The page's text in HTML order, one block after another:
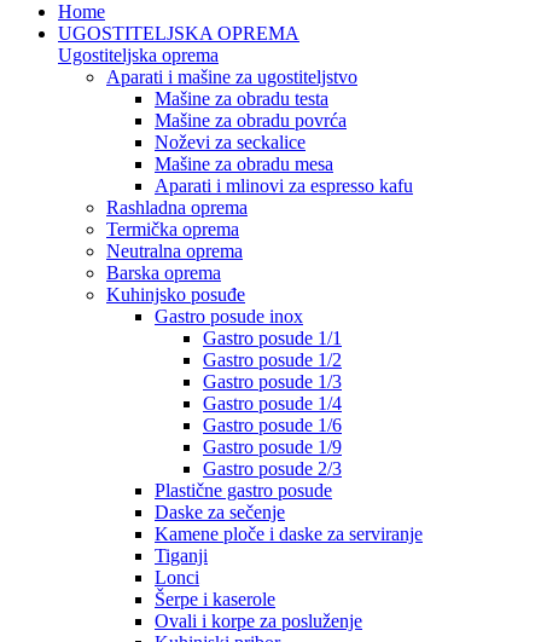
Home
UGOSTITELJSKA OPREMA
Ugostiteljska oprema
Aparati i mašine za ugostiteljstvo
Mašine za obradu testa
Mašine za obradu povrća
Noževi za seckalice
Mašine za obradu mesa
Aparati i mlinovi za espresso kafu
Rashladna oprema
Termička oprema
Neutralna oprema
Barska oprema
Kuhinjsko posuđe
Gastro posude inox
Gastro posude 1/1
Gastro posude 1/2
Gastro posude 1/3
Gastro posude 1/4
Gastro posude 1/6
Gastro posude 1/9
Gastro posude 2/3
Plastične gastro posude
Daske za sečenje
Kamene ploče i daske za serviranje
Tiganji
Lonci
Šerpe i kaserole
Ovali i korpe za posluženje